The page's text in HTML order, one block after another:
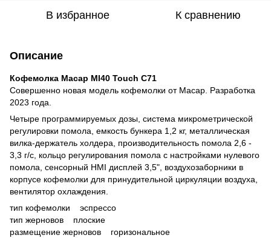
В избранное К сравнению
Описание
Кофемолка Macap MI40 Touch C71
Совершенно новая модель кофемолки от Macap. Разработка
2023 года.
Четыре программируемых дозы, система микрометрической
регулировки помола, емкость бункера 1,2 кг, металлическая
вилка-держатель холдера, производительность помола 2,6 -
3,3 г/с, кольцо регулирования помола с настройками нулевого
помола, сенсорный HMI дисплей 3,5", воздухозаборники в
корпусе кофемолки для принудительной циркуляции воздуха,
вентилятор охлаждения.
тип кофемолки эспрессо
тип жерновов плоские
размещение жерновов горизональное